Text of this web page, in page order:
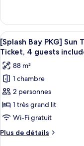
Only)
PKG]
Sun
Tower
Deluxe
King
+
Splash
Bay
Ticket,
4
Pax
le
type
de
chambre
[Splash
Bay
PKG]
Sun
Tower
Deluxe
Splash
Bay
Afficher
toutes
les
photos
pour
ce
type
de
chambre :
[Splash
5
[Splash Bay PKG] Sun
Ticket, 4 guests
88 m²
1 chambre
2 personnes
1 très grand lit
Wi-Fi gratuit
Plus de détails
Plus